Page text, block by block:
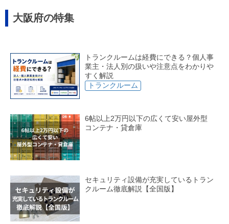
株式会社グッドライフ
アーカスクリエイト株式会社
株式会社ヤマシロ
株式会社興亜通商
大阪府の特集
トランクルームは経費にできる？個人事
業主・法人別の扱いや注意点をわかりや
すく解説
トランクルーム
6帖以上2万円以下の広くて安い屋外型
コンテナ・貸倉庫
セキュリティ設備が充実しているトラン
クルーム徹底解説【全国版】